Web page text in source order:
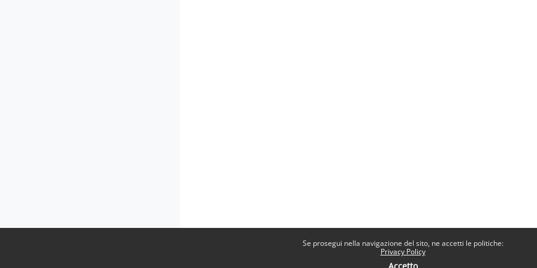
Se prosegui nella navigazione del sito, ne accetti le politiche:
Privacy Policy